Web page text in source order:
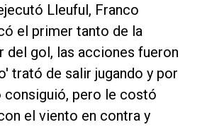
Lleuful, Franco
el primer tanto de la
del gol, las acciones fueron
trató de salir jugando y por
pero le costó
el viento en contra y